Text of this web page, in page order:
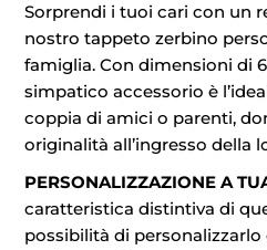
Sorprendi i tuoi cari con un
nostro tappeto zerbino
famiglia. Con dimensioni di
simpatico accessorio è
coppia di amici o parenti,
originalità all’ingresso della
PERSONALIZZAZIONE A
caratteristica distintiva di
possibilità di